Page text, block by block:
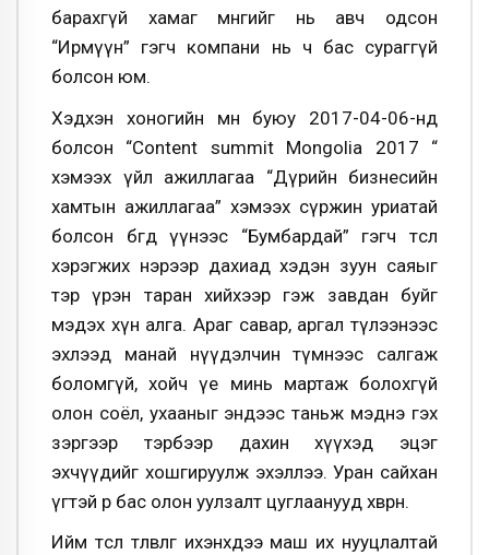
барахгүй хамаг мөнгийг нь авч одсон
“Ирмүүн” гэгч компани нь ч бас сураггүй
болсон юм.
Хэдхэн хоногийн өмнө буюу 2017-04-06-нд
болсон “Content summit Mongolia 2017 “
хэмээх үйл ажиллагаа “Дүрийн бизнесийн
хамтын ажиллагаа” хэмээх сүржин уриатай
болсон бөгөөд үүнээс “Бумбардай” гэгч төсөл
хэрэгжих нэрээр дахиад хэдэн зуун саяыг
тэр үрэн таран хийхээр гэж завдан буйг
мэдэх хүн алга. Араг савар, аргал түлээнээс
эхлээд манай нүүдэлчин түмнээс салгаж
боломгүй, хойч үе минь мартаж болохгүй
олон соёл, ухааныг эндээс таньж мэднэ гэх
зэргээр тэрбээр дахин хүүхэд эцэг
эхчүүдийг хошгируулж эхэллээ. Уран сайхан
үгтэй өөр бас олон уулзалт цуглаанууд хөвөрнө.
Ийм төсөл төлөвлөгөө ихэнхдээ маш их нууцлалтай